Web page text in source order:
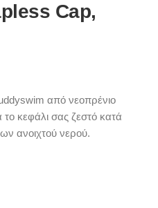
Cap,
από νεοπρένιο
το κεφάλι σας ζεστό κατά
ανοιχτού νερού.